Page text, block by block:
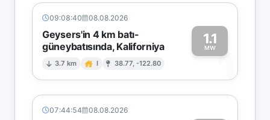
09:08:40 08.08.2026
Geysers'in 4 km batı-
güneybatısında, Kaliforniya
3.7 km I 38.77, -122.80
1.1
MW1
07:44:54 08.08.2026